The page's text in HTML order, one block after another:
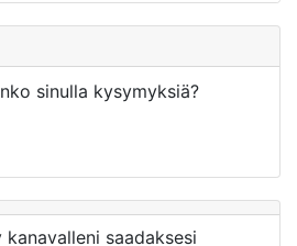
sinulla kysymyksiä?
saadaksesi